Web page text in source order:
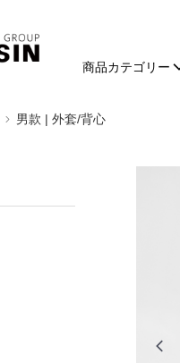
商品カテゴリー
男款 | 外套/背心